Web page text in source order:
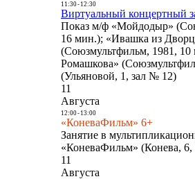
11:30- 12:30
Виртуальный концертный
Показ м/ф «Мойдодыр»
16 мин.); «Ивашка из
(Союзмультфильм, 1981, 10
Ромашкова»
(Ульяновой, 1, зал № 12)
11
Августа
12:00- 13:00
«КоневаФильм» 6+
Занятие в
«КоневаФильм» (Конева, 6,
11
Августа